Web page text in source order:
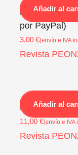
Añadir al
Revista
por PayPal)
3,00 €(envío e IVA
Revista
Añadir al
Revista
11,00 €(envío e IVA
Revista